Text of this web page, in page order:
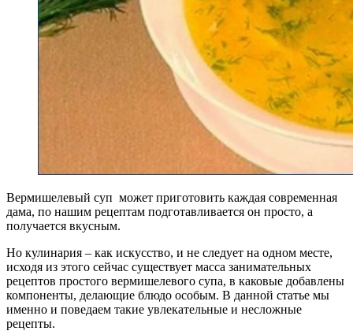
Вермишелевый суп может приготовить каждая современная
дама, по нашим рецептам подготавливается он просто, а
получается вкусным.
Но кулинария – как искусство, и не следует на одном месте,
исходя из этого сейчас существует масса занимательных
рецептов простого вермишелевого супа, в каковые добавлены
компоненты, делающие блюдо особым. В данной статье мы
именно и поведаем такие увлекательные и несложные
рецепты.